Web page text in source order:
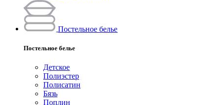
Постельное белье
Постельное белье
Детское
Полиэстeр
Полисатин
Бязь
Поплин